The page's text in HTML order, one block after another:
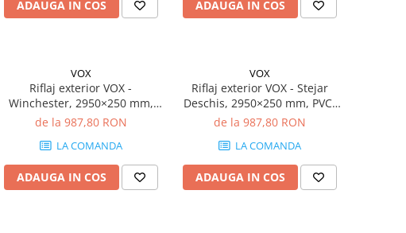
ADAUGA IN COS ADAUGA IN COS
VOX
Riflaj exterior VOX -
Winchester, 2950×250 mm,
PVC-U, 7.74 mp/cutie (10
de la 987,80 RON
LA COMANDA
ADAUGA IN COS
VOX
Riflaj exterior VOX - Stejar
Deschis, 2950×250 mm, PVC-
U, 7.74 mp/cutie (10 bucăți)
de la 987,80 RON
LA COMANDA
ADAUGA IN COS